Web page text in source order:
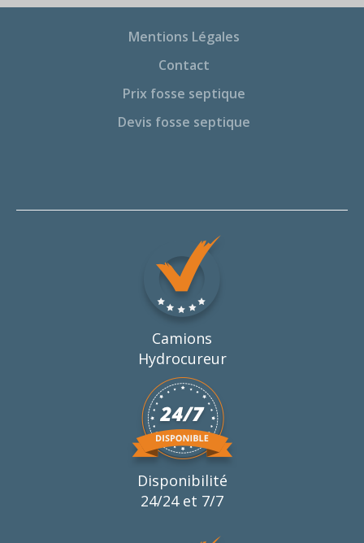
Mentions Légales
Contact
Prix fosse septique
Devis fosse septique
Camions
Hydrocureur
Disponibilité
24/24 et 7/7